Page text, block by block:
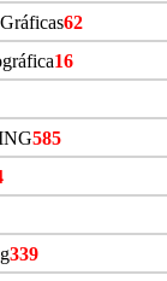
62
16
585
339